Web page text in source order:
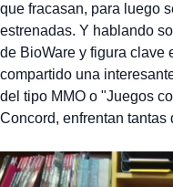
que fracasan, para luego
estrenadas. Y hablando
de BioWare y figura clave
compartido una
del tipo MMO o "Juegos
Concord, enfrentan tantas